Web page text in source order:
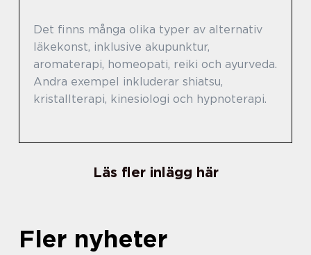
Det finns många olika typer av alternativ
läkekonst, inklusive akupunktur,
aromaterapi, homeopati, reiki och ayurveda.
Andra exempel inkluderar shiatsu,
kristallterapi, kinesiologi och hypnoterapi.
Läs fler inlägg här
Fler nyheter